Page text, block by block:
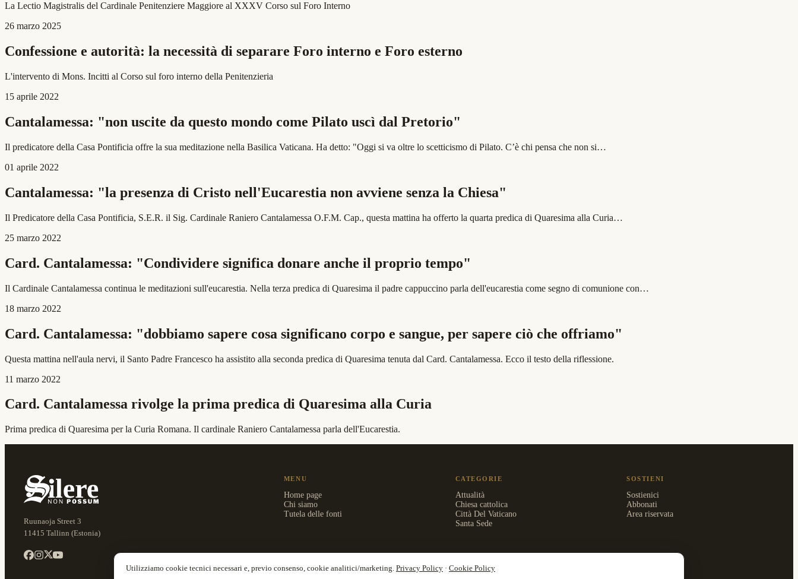
La Lectio Magistralis del Cardinale Penitenziere Maggiore al XXXV Corso sul Foro Interno
26 marzo 2025
Confessione e autorità: la necessità di separare Foro interno e Foro esterno
L'intervento di Mons. Incitti al Corso sul foro interno della Penitenzieria
15 aprile 2022
Cantalamessa: "non uscite da questo mondo come Pilato uscì dal Pretorio"
Il predicatore della Casa Pontificia offre la sua meditazione nella Basilica Vaticana. Ha detto: "Oggi si va oltre lo scetticismo di Pilato. C’è chi pensa che non si…
01 aprile 2022
Cantalamessa: "la presenza di Cristo nell'Eucarestia non avviene senza la Chiesa"
Il Predicatore della Casa Pontificia, S.E.R. il Sig. Cardinale Raniero Cantalamessa O.F.M. Cap., questa mattina ha offerto la quarta predica di Quaresima alla Curia…
25 marzo 2022
Card. Cantalamessa: "Condividere significa donare anche il proprio tempo"
Il Cardinale Cantalamessa continua le meditazioni sull'eucarestia. Nella terza predica di Quaresima il padre cappuccino parla dell'eucarestia come segno di comunione con…
18 marzo 2022
Card. Cantalamessa: "dobbiamo sapere cosa significano corpo e sangue, per sapere ciò che offriamo"
Questa mattina nell'aula nervi, il Santo Padre Francesco ha assistito alla seconda predica di Quaresima tenuta dal Card. Cantalamessa. Ecco il testo della riflessione.
11 marzo 2022
Card. Cantalamessa rivolge la prima predica di Quaresima alla Curia
Prima predica di Quaresima per la Curia Romana. Il cardinale Raniero Cantalamessa parla dell'Eucarestia.
Ruunaoja Street 3
11415 Tallinn (Estonia)
MENU
Home page
Chi siamo
Tutela delle fonti
CATEGORIE
Attualità
Chiesa cattolica
Città Del Vaticano
Santa Sede
SOSTIENI
Sostienici
Abbonati
Area riservata
Utilizziamo cookie tecnici necessari e, previo consenso, cookie analitici/marketing. Privacy Policy · Cookie Policy